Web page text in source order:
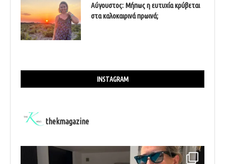
Αύγουστος: Μήπως η ευτυχία κρύβεται
στα καλοκαιρινά πρωινά;
INSTAGRAM
thekmagazine